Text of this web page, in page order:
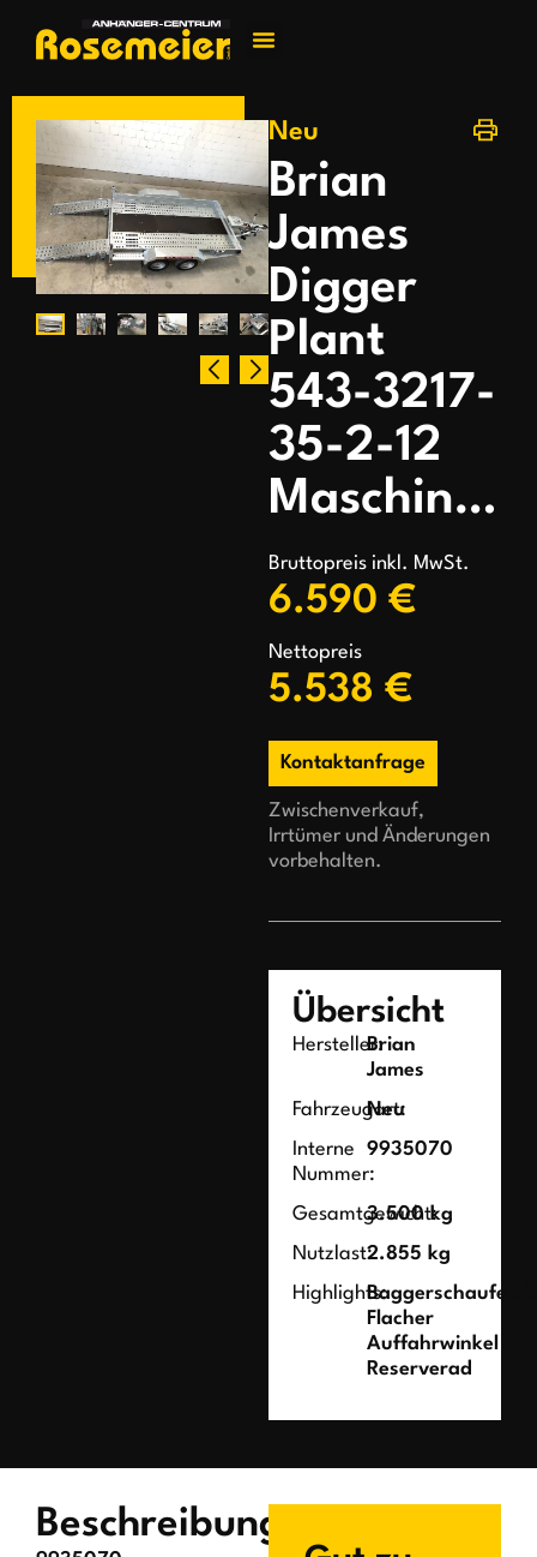
Neu
Brian
James
Digger
Plant
543-3217-
35-2-12
Maschinentransport
Bruttopreis inkl. MwSt.
6.590 €
Nettopreis
5.538 €
Kontaktanfrage
Zwischenverkauf,
Irrtümer und Änderungen
vorbehalten.
Übersicht
Hersteller:Brian
James
Fahrzeugart:
Neu
Interne
Nummer:
9935070
Gesamtgewicht:
3.500 kg
Nutzlast:2.855 kg
Highlights:
Flacher
Auffahrwinkel
Reserverad
Beschreibung